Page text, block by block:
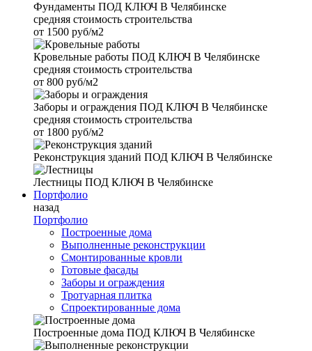
Фундаменты ПОД КЛЮЧ В Челябинске
средняя стоимость строительства
от 1500 руб/м2
Кровельные работы ПОД КЛЮЧ В Челябинске
средняя стоимость строительства
от 800 руб/м2
Заборы и ограждения ПОД КЛЮЧ В Челябинске
средняя стоимость строительства
от 1800 руб/м2
Реконструкция зданий ПОД КЛЮЧ В Челябинске
Лестницы ПОД КЛЮЧ В Челябинске
Портфолио
назад
Портфолио
Построенные дома
Выполненные реконструкции
Смонтированные кровли
Готовые фасады
Заборы и ограждения
Тротуарная плитка
Спроектированные дома
Построенные дома ПОД КЛЮЧ В Челябинске